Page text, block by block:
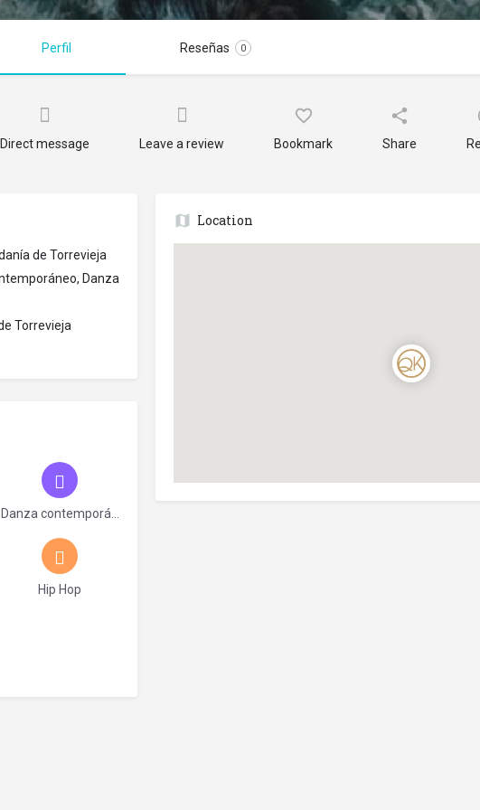
Perfil Reseñas 0
Direct message Leave a review Bookmark Share
de Torrevieja
Danza
Torrevieja
Location
Danza contemporánea
Hip Hop